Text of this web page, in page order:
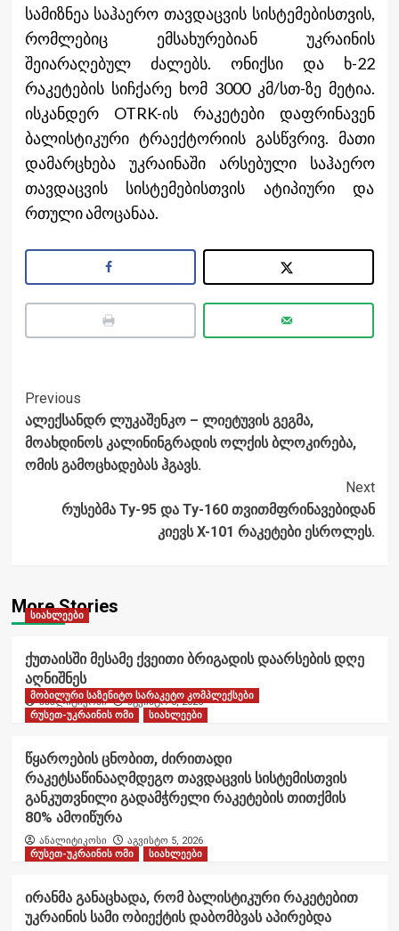
სამიზნეა საჰაერო თავდაცვის სისტემებისთვის,
რომლებიც ემსახურებიან უკრაინის
შეიარაღებულ ძალებს. ონიქსი და ხ-22
რაკეტების სიჩქარე ხომ 3000 კმ/სთ-ზე მეტია.
ისკანდერ OTRK-ის რაკეტები დაფრინავენ
ბალისტიკური ტრაექტორიის გასწვრივ. მათი
დამარცხება უკრაინაში არსებული საჰაერო
თავდაცვის სისტემებისთვის ატიპიური და
რთული ამოცანაა.
Post
Navigation
Previous
ალექსანდრ ლუკაშენკო – ლიეტუვის გეგმა,
მოახდინოს კალინინგრადის ოლქის ბლოკირება,
ომის გამოცხადებას ჰგავს.
Next
რუსებმა Ту-95 და Ту-160 თვითმფრინავებიდან
კიევს X-101 რაკეტები ესროლეს.
More Stories
სიახლეები
ქუთაისში მესამე ქვეითი ბრიგადის დაარსების დღე
აღნიშნეს
ანალიტიკოსი აგვისტო 6, 2026
მობილური საზენიტო სარაკეტო კომპლექსები
რუსეთ-უკრაინის ომი
სიახლეები
წყაროების ცნობით, ძირითადი
რაკეტსაწინააღმდეგო თავდაცვის სისტემისთვის
განკუთვნილი გადამჭრელი რაკეტების თითქმის
80% ამოიწურა
ანალიტიკოსი
აგვისტო 5, 2026
რუსეთ-უკრაინის ომი
სიახლეები
ირანმა განაცხადა, რომ ბალისტიკური რაკეტებით
უკრაინის სამი ობიექტის დაბომბვას აპირებდა